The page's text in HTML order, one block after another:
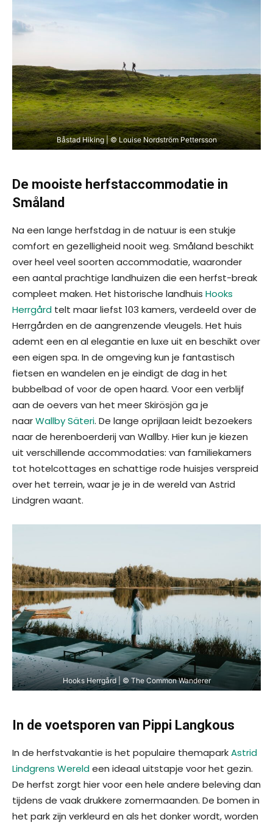
Båstad Hiking | © Louise Nordström Pettersson
De mooiste herfstaccommodatie in
Småland
Na een lange herfstdag in de natuur is een stukje
comfort en gezelligheid nooit weg. Småland beschikt
over heel veel soorten accommodatie, waaronder
een aantal prachtige landhuizen die een herfst-break
compleet maken. Het historische landhuis Hooks
Herrgård telt maar liefst 103 kamers, verdeeld over de
Herrgården en de aangrenzende vleugels. Het huis
ademt een en al elegantie en luxe uit en beschikt over
een eigen spa. In de omgeving kun je fantastisch
fietsen en wandelen en je eindigt de dag in het
bubbelbad of voor de open haard. Voor een verblijf
aan de oevers van het meer Skirösjön ga je
naarWallby Säteri. De lange oprijlaan leidt bezoekers
naar de herenboerderij van Wallby. Hier kun je kiezen
uit verschillende accommodaties: van familiekamers
tot hotelcottages en schattige rode huisjes verspreid
over het terrein, waar je je in de wereld van Astrid
Lindgren waant.
Hooks Herrgård | © The Common Wanderer
In de voetsporen van Pippi Langkous
In de herfstvakantie is het populaire themaparkAstrid
Lindgrens Wereldeen ideaal uitstapje voor het gezin.
De herfst zorgt hier voor een hele andere beleving dan
tijdens de vaak drukkere zomermaanden. De bomen in
het park zijn verkleurd en als het donker wordt, worden